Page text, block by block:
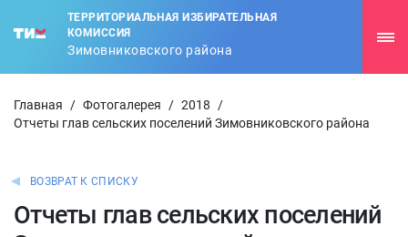
ТЕРРИТОРИАЛЬНАЯ ИЗБИРАТЕЛЬНАЯ
КОМИССИЯ
Зимовниковского района
Главная / Фотогалерея / 2018
/
Отчеты глав сельских поселений Зимовниковского района
ВОЗВРАТ К СПИСКУ
Отчеты глав сельских поселений